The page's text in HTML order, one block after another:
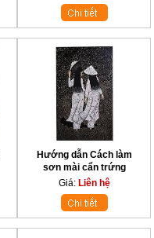
Hướng dẫn Cách làm
sơn mài cẩn trứng
Giá: Liên hệ